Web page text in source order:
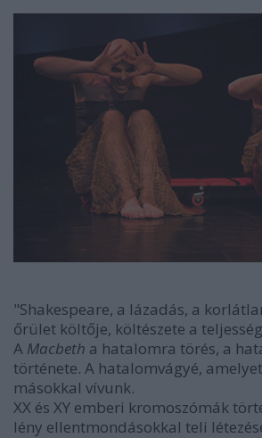
"Shakespeare, a lázadás, a
őrület költője, költészete a
A Macbeth a hatalomra törés, a
története. A hatalomvágyé,
másokkal vívunk.
XX és XY emberi kromoszómák
lény ellentmondásokkal teli